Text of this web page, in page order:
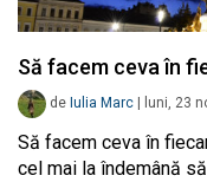
Să facem ceva în
de Iulia Marc luni, 23
Să facem ceva în
cel mai la îndemână